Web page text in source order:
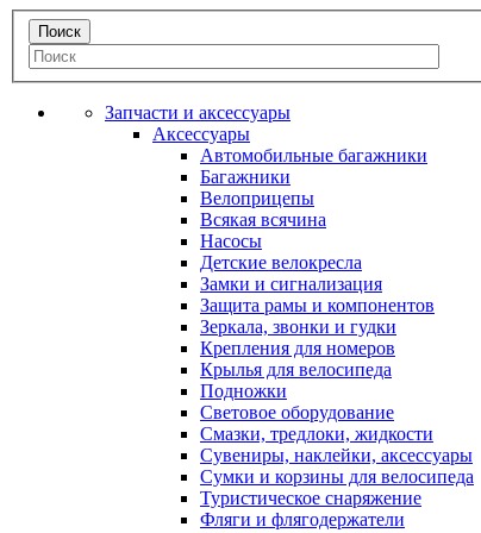
Запчасти и аксессуары
Аксессуары
Автомобильные багажники
Багажники
Велоприцепы
Всякая всячина
Насосы
Детские велокресла
Замки и сигнализация
Защита рамы и компонентов
Зеркала, звонки и гудки
Крепления для номеров
Крылья для велосипеда
Подножки
Световое оборудование
Смазки, тредлоки, жидкости
Сувениры, наклейки, аксессуары
Сумки и корзины для велосипеда
Туристическое снаряжение
Фляги и флягодержатели